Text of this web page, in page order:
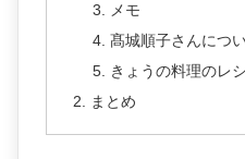
メモ
髙城順子さんにつ
きょうの料理のレ
まとめ